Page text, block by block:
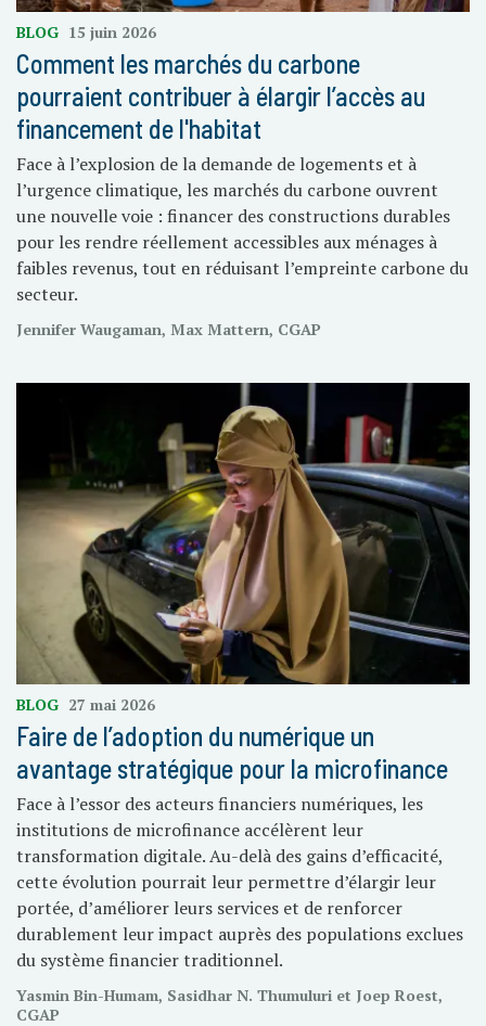
BLOG 15 juin 2026
Comment les marchés du carbone
pourraient contribuer à élargir l’accès au
financement de l'habitat
Face à l’explosion de la demande de logements et à
l’urgence climatique, les marchés du carbone ouvrent
une nouvelle voie : financer des constructions durables
pour les rendre réellement accessibles aux ménages à
faibles revenus, tout en réduisant l’empreinte carbone du
secteur.
Jennifer Waugaman, Max Mattern, CGAP
BLOG 27 mai 2026
Faire de l’adoption du numérique un
avantage stratégique pour la microfinance
Face à l’essor des acteurs financiers numériques, les
institutions de microfinance accélèrent leur
transformation digitale. Au-delà des gains d’efficacité,
cette évolution pourrait leur permettre d’élargir leur
portée, d’améliorer leurs services et de renforcer
durablement leur impact auprès des populations exclues
du système financier traditionnel.
Yasmin Bin-Humam, Sasidhar N. Thumuluri et Joep Roest,
CGAP